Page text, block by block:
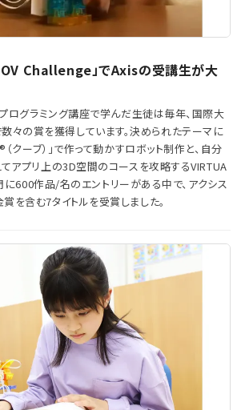
Challenge」でAxisの受講生が大
ログラミング講座で学んだ生徒は毎年、国際大
々の賞を獲得しています。決められたテーマに
クーブ）」で作って動かすロボット制作と、自分
アプリ上の3D空間のコースを攻略するVIRTUA
600作品/名のエントリーがある中で、アクシス
を含む7タイトルを受賞しました。